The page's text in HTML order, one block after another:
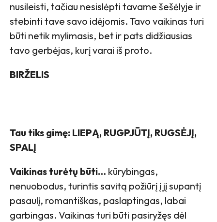
nusileisti, tačiau nesislėpti tavame šešėlyje ir
stebinti tave savo idėjomis. Tavo vaikinas turi
būti netik mylimasis, bet ir pats didžiausias
tavo gerbėjas, kurį varai iš proto.
BIRŽELIS
Tau tiks gimę: LIEPĄ, RUGPJŪTĮ, RUGSĖJĮ,
SPALĮ
Vaikinas turėtų būti… kūrybingas,
nenuobodus, turintis savitą požiūrį į jį supantį
pasaulį, romantiškas, paslaptingas, labai
garbingas. Vaikinas turi būti pasiryžęs dėl